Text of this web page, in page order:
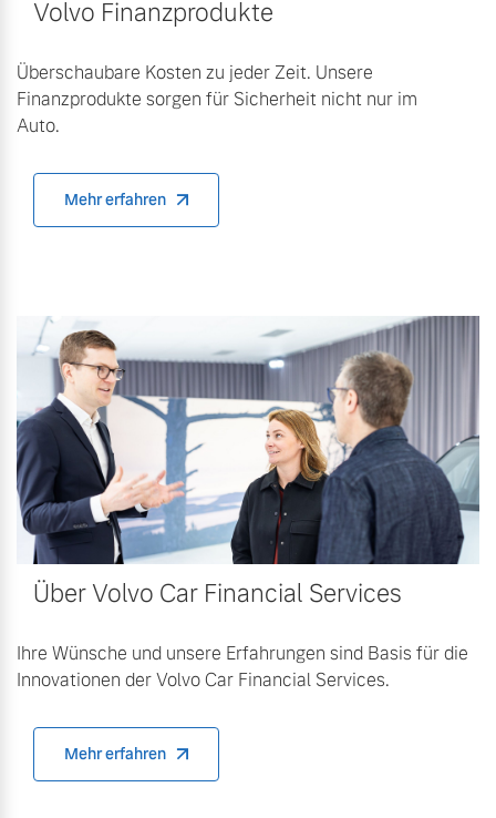
Volvo Finanzprodukte
Überschaubare Kosten zu jeder Zeit. Unsere
Finanzprodukte sorgen für Sicherheit nicht nur im
Auto.
Mehr erfahren
Über Volvo Car Financial Services
Ihre Wünsche und unsere Erfahrungen sind Basis für die
Innovationen der Volvo Car Financial Services.
Mehr erfahren